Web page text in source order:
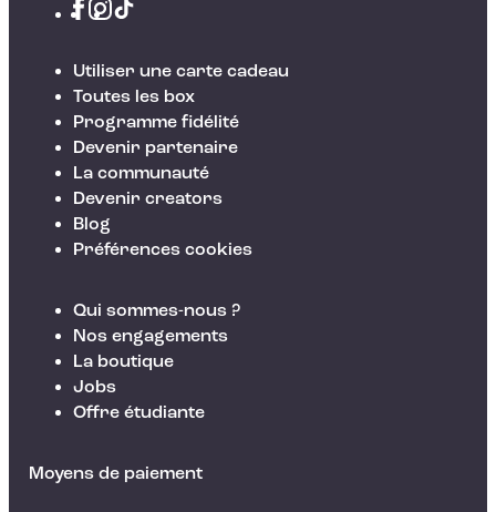
Utiliser une carte cadeau
Toutes les box
Programme fidélité
Devenir partenaire
La communauté
Devenir creators
Blog
Préférences cookies
Qui sommes-nous ?
Nos engagements
La boutique
Jobs
Offre étudiante
Moyens de paiement